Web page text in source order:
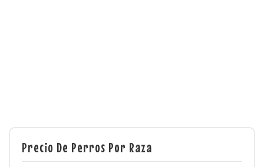
Precio De Perros Por Raza